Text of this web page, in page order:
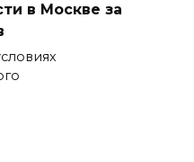
в Москве за